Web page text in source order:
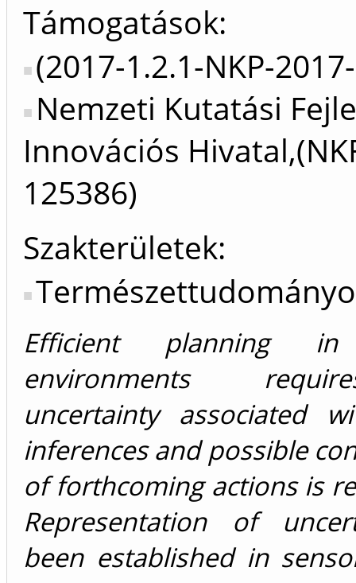
Támogatások:
(2017-1.2.1-NKP-
Nemzeti Kutatási
Innovációs
125386)
Szakterületek:
Efficient planning in
environments
uncertainty associated
inferences and possible
of forthcoming actions is
Representation of
been established in